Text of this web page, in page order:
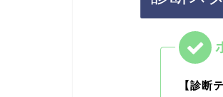
【診断